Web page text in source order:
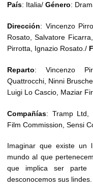
País: Italia/ Género:
Dirección: Vincenzo
Rosato, Salvatore
Pirrotta, Ignazio Rosato./
Reparto: Vincenzo
Quattrocchi, Ninni
Luigi Lo Cascio, Maziar
Compañías: Tramp Ltd,
Film Commission, Sensi
Imaginar que existe un
mundo al que
que implica ser
desconocemos sus lindes.